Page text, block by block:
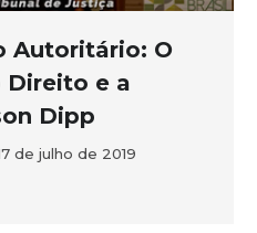
Autoritário: O
Direito e a
Dipp
de julho de 2019